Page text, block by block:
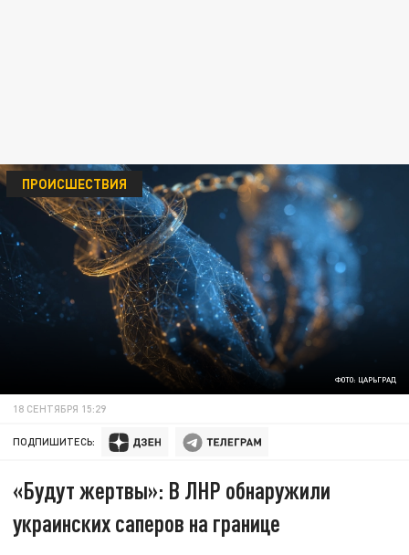
ФОТО: ЦАРЬГРАД
ПРОИСШЕСТВИЯ
18 СЕНТЯБРЯ 15:29
ПОДПИШИТЕСЬ:
«Будут жертвы»: В ЛНР обнаружили
украинских саперов на границе